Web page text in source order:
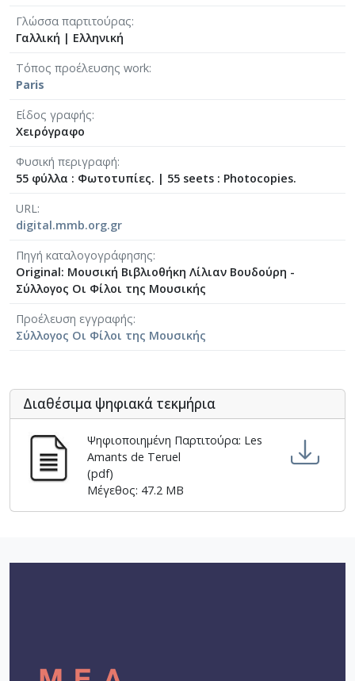
[Φάκελος] GR-As-MTH-003-Sc-008-063-Έρως
[Φάκελος] GR-As-MTH-003-Sc-008-064-
[Φάκελος] GR-As-MTH-003-Sc-008-065-Fuga
[Φάκελος] GR-As-MTH-003-Sc-008-070-
[Φάκελος] GR-As-MTH-003-Sc-009-071-Etude
[Φάκελος] GR-As-MTH-003-Sc-009-074-
[Φάκελος] GR-As-MTH-003-Sc-009-075-Fuga
[Φάκελος] GR-As-MTH-003-Sc-009-076-Το
[Φάκελος] GR-As-MTH-003-Sc-009-077-
[Φάκελος] GR-As-MTH-003-Sc-009-078-Αετός,
[Φάκελος] GR-As-MTH-003-Sc-009-079-
[Φάκελος] GR-As-MTH-003-Sc-010-082-Η
[Φάκελος] GR-As-MTH-003-Sc-010-083-
[Φάκελος] GR-As-MTH-003-Sc-010-085-
[Φάκελος] GR-As-MTH-003-Sc-010-086-
[Φάκελος] GR-As-MTH-003-Sc-010-087-
[Φάκελος] GR-As-MTH-003-Sc-010-091-
[Φάκελος] GR-As-MTH-003-Sc-012-097-
Γλώσσα παρτιτούρας
Γαλλική | Ελληνική
Τόπος προέλευσης work
Paris
Είδος γραφής
Χειρόγραφο
Φυσική περιγραφή
55 φύλλα : Φωτοτυπίες. | 55 seets : Photocopies.
URL
digital.mmb.org.gr
Πηγή καταλογογράφησης
Original: Μουσική Βιβλιοθήκη Λίλιαν Βουδούρη -
Σύλλογος Οι Φίλοι της Μουσικής
Προέλευση εγγραφής
Σύλλογος Οι Φίλοι της Μουσικής
Διαθέσιμα ψηφιακά τεκμήρια
Ψηφιοποιημένη Παρτιτούρα: Les
Amants de Teruel
(pdf)
Μέγεθος: 47.2 MB